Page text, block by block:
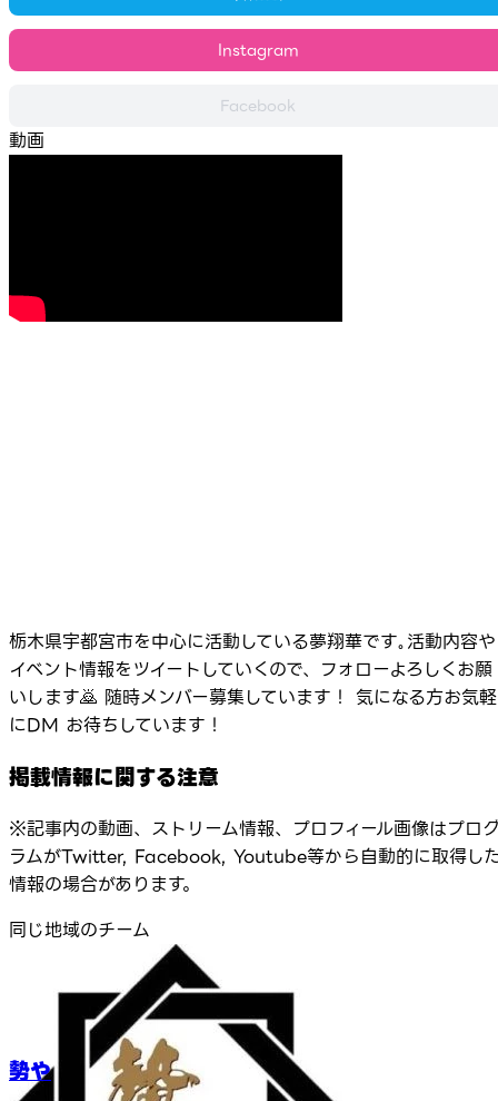
Instagram
Facebook
動画
栃木県宇都宮市を中心に活動している夢翔華です｡活動内容や
イベント情報をツイートしていくので、フォローよろしくお願
いします🙇 随時メンバー募集しています！ 気になる方お気軽
にDM お待ちしています！
掲載情報に関する注意
※記事内の動画、ストリーム情報、プロフィール画像はプロ
ラムがTwitter, Facebook, Youtube等から自動的に取得し
情報の場合があります。
同じ地域のチーム
勢や